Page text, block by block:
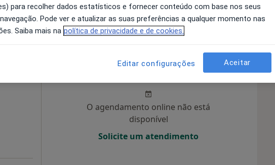
Amanhã Ter,
12 Ago 13 Ago
O agendamento online não está
disponível
Solicite um atendimento
para recolher dados estatísticos e fornecer conteúdo com base nos seus
Pode ver e atualizar as suas preferências a qualquer momento nas
Saiba mais na política de privacidade e de cookies.
Editar configurações Aceitar